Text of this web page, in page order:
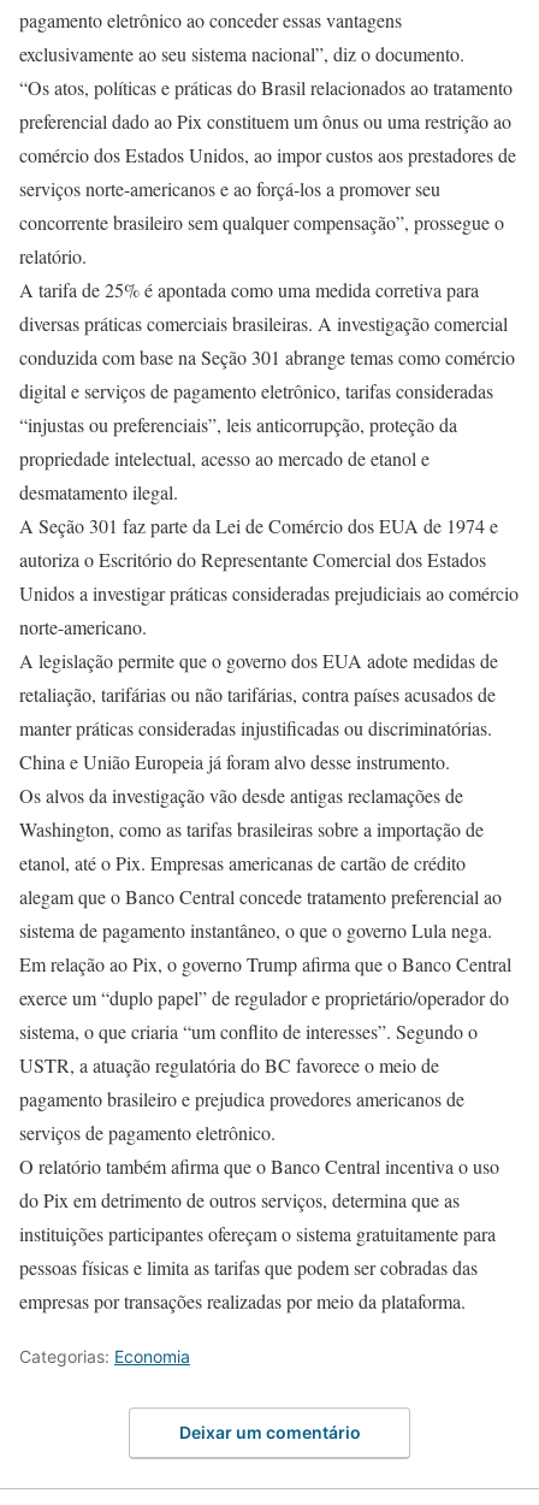
pagamento eletrônico ao conceder essas vantagens
exclusivamente ao seu sistema nacional”, diz o documento.
“Os atos, políticas e práticas do Brasil relacionados ao tratamento
preferencial dado ao Pix constituem um ônus ou uma restrição ao
comércio dos Estados Unidos, ao impor custos aos prestadores de
serviços norte-americanos e ao forçá-los a promover seu
concorrente brasileiro sem qualquer compensação”, prossegue o
relatório.
A tarifa de 25% é apontada como uma medida corretiva para
diversas práticas comerciais brasileiras. A investigação comercial
conduzida com base na Seção 301 abrange temas como comércio
digital e serviços de pagamento eletrônico, tarifas consideradas
“injustas ou preferenciais”, leis anticorrupção, proteção da
propriedade intelectual, acesso ao mercado de etanol e
desmatamento ilegal.
A Seção 301 faz parte da Lei de Comércio dos EUA de 1974 e
autoriza o Escritório do Representante Comercial dos Estados
Unidos a investigar práticas consideradas prejudiciais ao comércio
norte-americano.
A legislação permite que o governo dos EUA adote medidas de
retaliação, tarifárias ou não tarifárias, contra países acusados de
manter práticas consideradas injustificadas ou discriminatórias.
China e União Europeia já foram alvo desse instrumento.
Os alvos da investigação vão desde antigas reclamações de
Washington, como as tarifas brasileiras sobre a importação de
etanol, até o Pix. Empresas americanas de cartão de crédito
alegam que o Banco Central concede tratamento preferencial ao
sistema de pagamento instantâneo, o que o governo Lula nega.
Em relação ao Pix, o governo Trump afirma que o Banco Central
exerce um “duplo papel” de regulador e proprietário/operador do
sistema, o que criaria “um conflito de interesses”. Segundo o
USTR, a atuação regulatória do BC favorece o meio de
pagamento brasileiro e prejudica provedores americanos de
serviços de pagamento eletrônico.
O relatório também afirma que o Banco Central incentiva o uso
do Pix em detrimento de outros serviços, determina que as
instituições participantes ofereçam o sistema gratuitamente para
pessoas físicas e limita as tarifas que podem ser cobradas das
empresas por transações realizadas por meio da plataforma.
Categorias: Economia
Deixar um comentário